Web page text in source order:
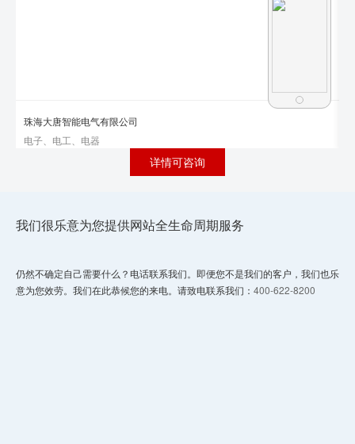
珠海大唐智能电气有限公司
电子、电工、电器
详情可咨询
我们很乐意为您提供网站全生命周期服务
仍然不确定自己需要什么？电话联系我们。即便您不是我们的客户，我们也乐
意为您效劳。我们在此恭候您的来电。请致电联系我们： 400-622-8200